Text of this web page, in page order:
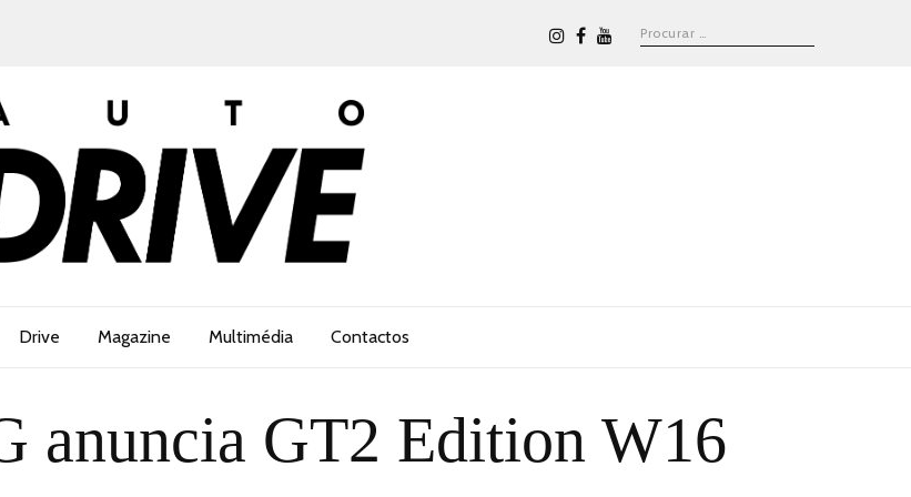
Drive Magazine Multimédia Contactos
anuncia GT2 Edition W16